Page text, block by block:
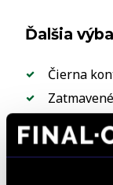
Ďalšia
Čierna
Strecha s
23“